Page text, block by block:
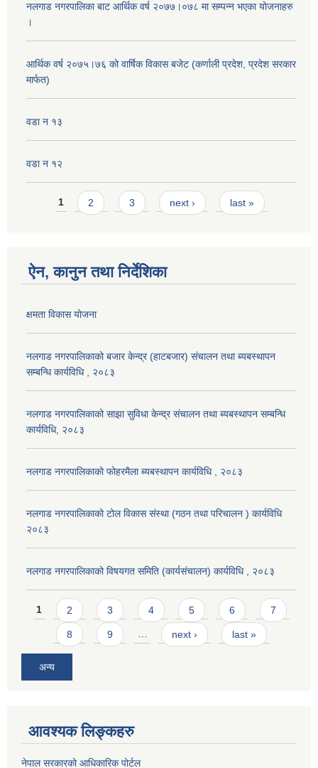
नलगाड नगरपालिका बाट आर्थिक वर्ष २०७७।०७८ मा सम्पन्न भएका योजनाहरु
।
आर्थिक वर्ष २०७५।७६ को वार्षिक विकास बजेट (कर्णाली प्रदेश, प्रदेश सरकार
मार्फत)
वडा न १३
वडा न १२
Pages
1 2 3 next › last »
ऐन, कानुन तथा निर्देशिका
क्षमता विकास योजना
नलगाड नगरपालिकाको बजार केन्द्र (हाटबजार) संचालन तथा ब्यबस्थापन
सम्बन्धि कार्यविधि , २०८३
नलगाड नगरपालिकाको साझा सुविधा केन्द्र संचालन तथा ब्यबस्थापन सम्बन्धि
कार्यविधि, २०८३
नलगाड नगरपालिकाको फोहरमैला ब्यबस्थापन कार्यविधि , २०८३
नलगाड नगरपालिकाको टोल विकास संस्था (गठन तथा परिचालन ) कार्यविधि
२०८३
नलगाड नगरपालिकाको विषयगत समिति (कार्यसंचालन) कार्यविधि , २०८३
Pages
1 2 3 4 5 6 7
8 9 … next › last »
अन्य
आवश्यक लिङ्कहरु
नेपाल सरकारको आधिकारिक पोर्टल